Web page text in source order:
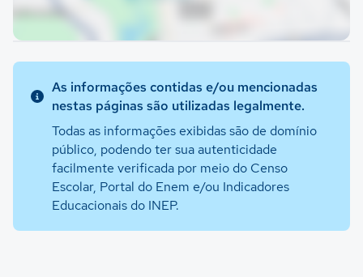
As informações contidas e/ou mencionadas
nestas páginas são utilizadas legalmente.
Todas as informações exibidas são de domínio
público, podendo ter sua autenticidade
facilmente verificada por meio do Censo
Escolar, Portal do Enem e/ou Indicadores
Educacionais do INEP.